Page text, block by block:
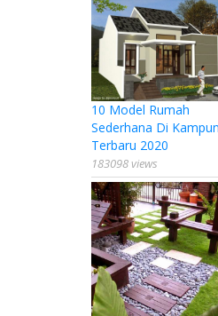
10 Model Rumah
Sederhana Di
Terbaru 2020
183098 views